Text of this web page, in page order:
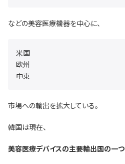
などの美容医療機器を中心に、
米国
欧州
中東
市場への輸出を拡大している。
韓国は現在、
美容医療デバイスの主要輸出国の一つ